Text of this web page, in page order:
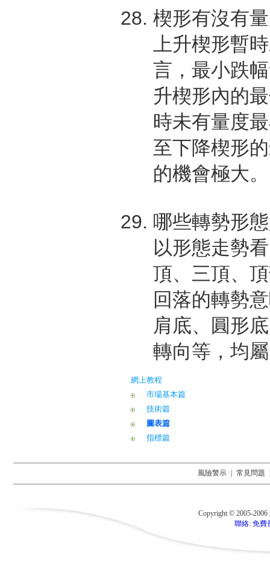
楔形有沒有
上升楔形暫
言，最小跌
升楔形內的
時未有量度
至下降楔形
的機會極大。
哪些轉勢形
以形態走勢
頂、三頂、
回落的轉勢
肩底、圓形
轉向等，均
網上教程
市場基本篇
技術篇
圖表篇
指標篇
風險警示 常見問題
Copyright © 2005-2006
聯絡: 免費